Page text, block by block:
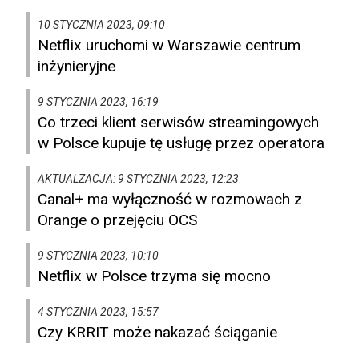
10 STYCZNIA 2023, 09:10
Netflix uruchomi w Warszawie centrum
inżynieryjne
9 STYCZNIA 2023, 16:19
Co trzeci klient serwisów streamingowych
w Polsce kupuje tę usługę przez operatora
AKTUALZACJA: 9 STYCZNIA 2023, 12:23
Canal+ ma wyłączność w rozmowach z
Orange o przejęciu OCS
9 STYCZNIA 2023, 10:10
Netflix w Polsce trzyma się mocno
4 STYCZNIA 2023, 15:57
Czy KRRIT może nakazać ściąganie